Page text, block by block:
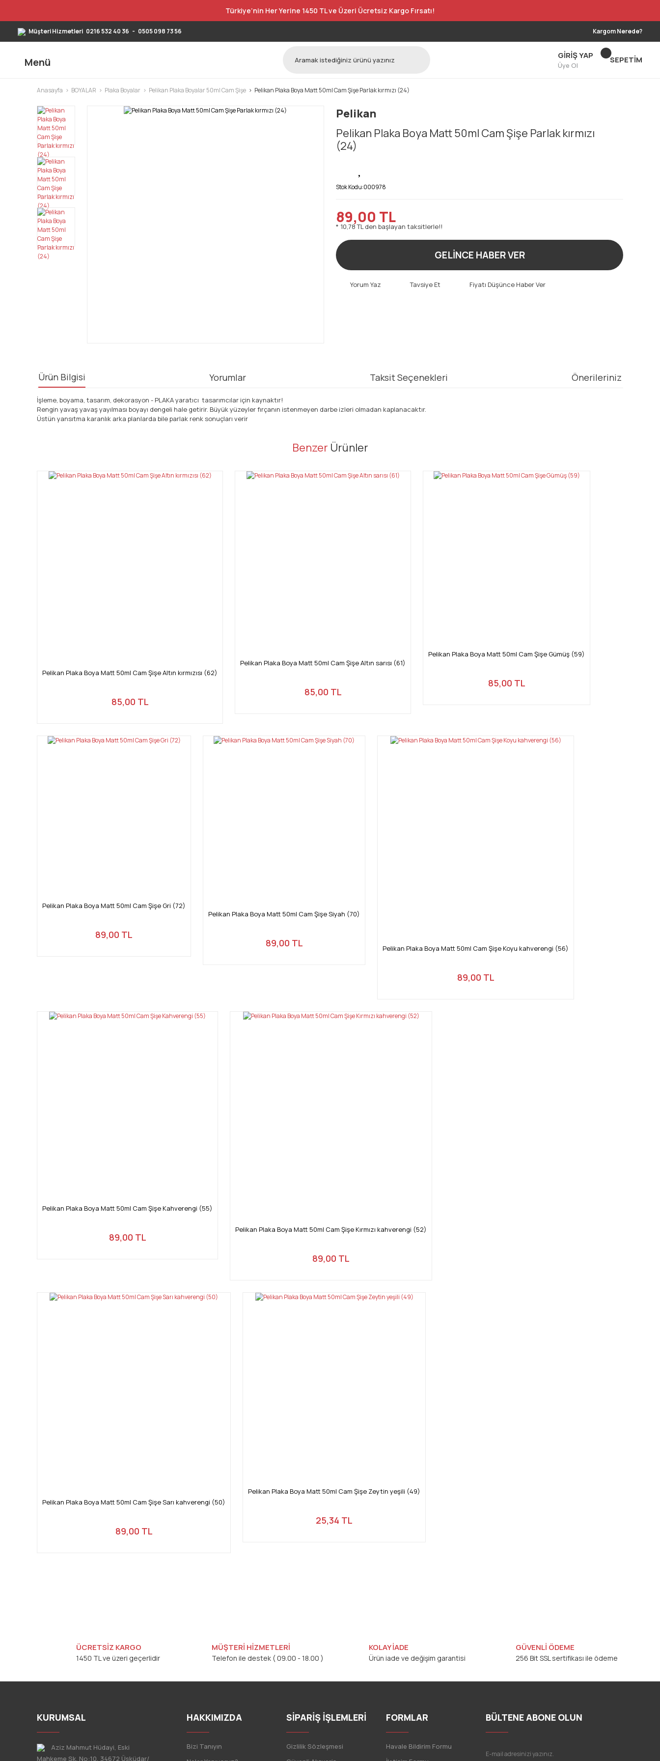
Türkiye’nin Her Yerine 1450 TL ve Üzeri Ücretsiz Kargo Fırsatı!
Müşteri Hizmetleri 0216 532 40 36 - 0505 098 73 56 Kargom Nerede?
Menü
GİRİŞ YAP
Üye Ol
SEPETİM
Anasayfa BOYALAR Plaka Boyalar Pelikan Plaka Boyalar 50ml Cam Şişe Pelikan Plaka Boya Matt 50ml Cam Şişe Parlak kırmızı (24)
Pelikan
Pelikan Plaka Boya Matt 50ml Cam Şişe Parlak kırmızı
(24)
Stok Kodu:000978
89,00 TL
* 10,78 TL den başlayan taksitlerle!!
GELİNCE HABER VER
Yorum Yaz Tavsiye Et Fiyatı Düşünce Haber Ver
Ürün Bilgisi Yorumlar Taksit Seçenekleri Önerileriniz
İşleme, boyama, tasarım, dekorasyon - PLAKA yaratıcı tasarımcılar için kaynaktır!
Rengin yavaş yavaş yayılması boyayı dengeli hale getirir. Büyük yüzeyler fırçanın istenmeyen darbe izleri olmadan kaplanacaktır.
Üstün yansıtma karanlık arka planlarda bile parlak renk sonuçları verir
Bu ürünün fiyat bilgisi, resim, ürün açıklamalarında ve diğer konularda yetersiz gördüğünüz noktaları öneri formunu kullanarak tarafımıza iletebilirsiniz.
Ürün resmi kalitesiz, bozuk veya görüntülenemiyor.
Benzer Ürünler
Pelikan Plaka Boya Matt 50ml Cam Şişe Altın kırmızısı (62)
85,00 TL
Pelikan Plaka Boya Matt 50ml Cam Şişe Altın sarısı (61)
85,00 TL
Pelikan Plaka Boya Matt 50ml Cam Şişe Gümüş (59)
85,00 TL
Pelikan Plaka Boya Matt 50ml Cam Şişe Gri (72)
89,00 TL
Pelikan Plaka Boya Matt 50ml Cam Şişe Siyah (70)
89,00 TL Pelikan Plaka Boya Matt 50ml Cam Şişe Koyu kahverengi (56)
89,00 TL
Pelikan Plaka Boya Matt 50ml Cam Şişe Kahverengi (55)
89,00 TL
Pelikan Plaka Boya Matt 50ml Cam Şişe Kırmızı kahverengi (52)
89,00 TL
Pelikan Plaka Boya Matt 50ml Cam Şişe Sarı kahverengi (50)
89,00 TL
Pelikan Plaka Boya Matt 50ml Cam Şişe Zeytin yeşili (49)
25,34 TL
ÜCRETSİZ KARGO
1450 TL ve üzeri geçerlidir
MÜŞTERİ HİZMETLERİ
Telefon ile destek ( 09.00 - 18.00 )
KOLAY İADE
Ürün iade ve değişim garantisi
GÜVENLİ ÖDEME
256 Bit SSL sertifikası ile ödeme
KURUMSAL
Aziz Mahmut Hüdayi, Eski
Mahkeme Sk. No:10, 34672 Üsküdar/
HAKKIMIZDA
Bizi Tanıyın
SİPARİŞ İŞLEMLERİ
Gizlilik Sözleşmesi
FORMLAR
Havale Bildirim Formu
BÜLTENE ABONE OLUN